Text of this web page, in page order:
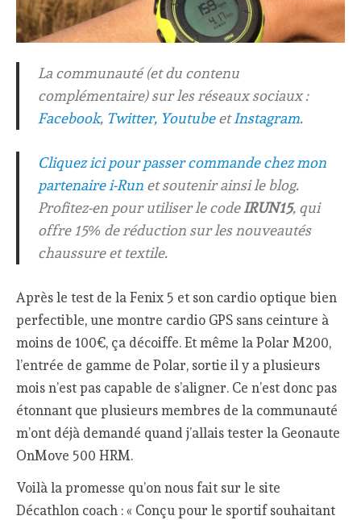
La communauté (et du contenu
complémentaire) sur les réseaux sociaux :
Facebook, Twitter, YoutubeetInstagram.
Cliquez ici pour passer commande chez mon
partenaire i-Runet soutenir ainsi le blog.
Profitez-en pour utiliser le codeIRUN15, qui
offre 15% de réduction sur les nouveautés
chaussure et textile.
Après le test de la Fenix 5 et son cardio optique bien
perfectible, une montre cardio GPS sans ceinture à
moins de 100€, ça décoiffe. Et même la Polar M200,
l’entrée de gamme de Polar, sortie il y a plusieurs
mois n’est pas capable de s’aligner. Ce n’est donc pas
étonnant que plusieurs membres de la communauté
m’ont déjà demandé quand j’allais tester la Geonaute
OnMove 500 HRM.
Voilà la promesse qu’on nous fait sur le site
Décathlon coach : « Conçu pour le sportif souhaitant